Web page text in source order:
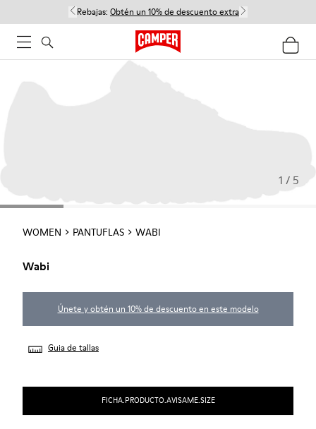
Rebajas: Obtén un 10% de descuento extra
1 / 5
WOMEN PANTUFLAS WABI
Wabi
Únete y obtén un 10% de descuento en este modelo
Guia de tallas
FICHA.PRODUCTO.AVISAME.SIZE